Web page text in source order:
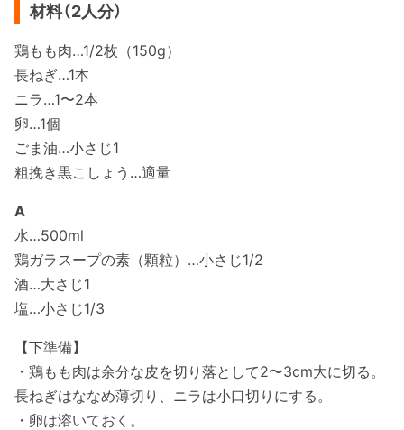
材料（2人分）
鶏もも肉…1/2枚（150g）
長ねぎ…1本
ニラ…1〜2本
卵…1個
ごま油…小さじ1
粗挽き黒こしょう…適量
A
水…500ml
鶏ガラスープの素（顆粒）…小さじ1/2
酒…大さじ1
塩…小さじ1/3
【下準備】
・鶏もも肉は余分な皮を切り落として2〜3cm大に切る。
長ねぎはななめ薄切り、ニラは小口切りにする。
・卵は溶いておく。